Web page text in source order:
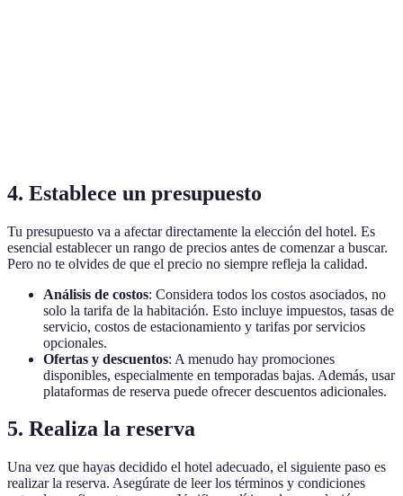
4. Establece un presupuesto
Tu presupuesto va a afectar directamente la elección del hotel. Es
esencial establecer un rango de precios antes de comenzar a buscar.
Pero no te olvides de que el precio no siempre refleja la calidad.
Análisis de costos: Considera todos los costos asociados, no
solo la tarifa de la habitación. Esto incluye impuestos, tasas de
servicio, costos de estacionamiento y tarifas por servicios
opcionales.
Ofertas y descuentos: A menudo hay promociones
disponibles, especialmente en temporadas bajas. Además, usar
plataformas de reserva puede ofrecer descuentos adicionales.
5. Realiza la reserva
Una vez que hayas decidido el hotel adecuado, el siguiente paso es
realizar la reserva. Asegúrate de leer los términos y condiciones